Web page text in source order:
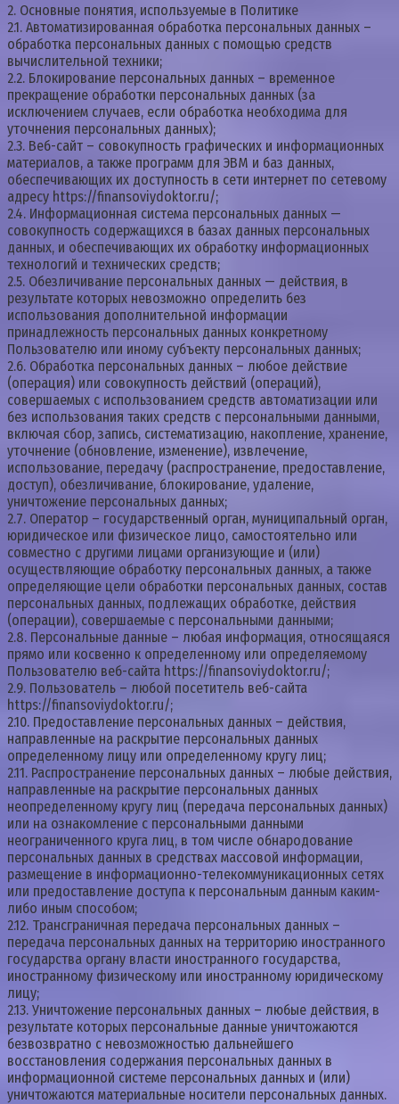
2. Основные понятия, используемые в Политике
2.1. Автоматизированная обработка персональных данных –
обработка персональных данных с помощью средств
вычислительной техники;
2.2. Блокирование персональных данных – временное
прекращение обработки персональных данных (за
исключением случаев, если обработка необходима для
уточнения персональных данных);
2.3. Веб-сайт – совокупность графических и информационных
материалов, а также программ для ЭВМ и баз данных,
обеспечивающих их доступность в сети интернет по сетевому
адресу https://finansoviydoktor.ru/;
2.4. Информационная система персональных данных —
совокупность содержащихся в базах данных персональных
данных, и обеспечивающих их обработку информационных
технологий и технических средств;
2.5. Обезличивание персональных данных — действия, в
результате которых невозможно определить без
использования дополнительной информации
принадлежность персональных данных конкретному
Пользователю или иному субъекту персональных данных;
2.6. Обработка персональных данных – любое действие
(операция) или совокупность действий (операций),
совершаемых с использованием средств автоматизации или
без использования таких средств с персональными данными,
включая сбор, запись, систематизацию, накопление, хранение,
уточнение (обновление, изменение), извлечение,
использование, передачу (распространение, предоставление,
доступ), обезличивание, блокирование, удаление,
уничтожение персональных данных;
2.7. Оператор – государственный орган, муниципальный орган,
юридическое или физическое лицо, самостоятельно или
совместно с другими лицами организующие и (или)
осуществляющие обработку персональных данных, а также
определяющие цели обработки персональных данных, состав
персональных данных, подлежащих обработке, действия
(операции), совершаемые с персональными данными;
2.8. Персональные данные – любая информация, относящаяся
прямо или косвенно к определенному или определяемому
Пользователю веб-сайта https://finansoviydoktor.ru/;
2.9. Пользователь – любой посетитель веб-сайта
https://finansoviydoktor.ru/;
2.10. Предоставление персональных данных – действия,
направленные на раскрытие персональных данных
определенному лицу или определенному кругу лиц;
2.11. Распространение персональных данных – любые действия,
направленные на раскрытие персональных данных
неопределенному кругу лиц (передача персональных данных)
или на ознакомление с персональными данными
неограниченного круга лиц, в том числе обнародование
персональных данных в средствах массовой информации,
размещение в информационно-телекоммуникационных сетях
или предоставление доступа к персональным данным каким-
либо иным способом;
2.12. Трансграничная передача персональных данных –
передача персональных данных на территорию иностранного
государства органу власти иностранного государства,
иностранному физическому или иностранному юридическому
лицу;
2.13. Уничтожение персональных данных – любые действия, в
результате которых персональные данные уничтожаются
безвозвратно с невозможностью дальнейшего
восстановления содержания персональных данных в
информационной системе персональных данных и (или)
уничтожаются материальные носители персональных данных.